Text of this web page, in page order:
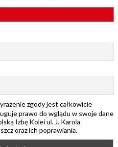
zgody jest całkowicie
prawo do wglądu w swoje dane
Izbę Kolei ul. J. Karola
oraz ich poprawiania.